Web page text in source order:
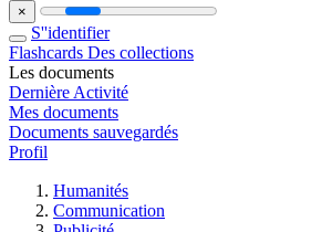
×
S''identifier
Flashcards Des collections
Les documents
Dernière Activité
Mes documents
Documents sauvegardés
Profil
Humanités
Communication